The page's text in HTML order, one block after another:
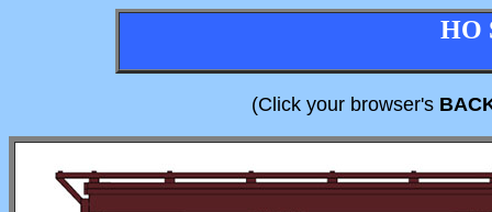
HO
(Click your browser's